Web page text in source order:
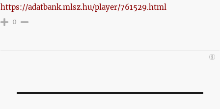
https://adatbank.mlsz.hu/player/761529.html
0